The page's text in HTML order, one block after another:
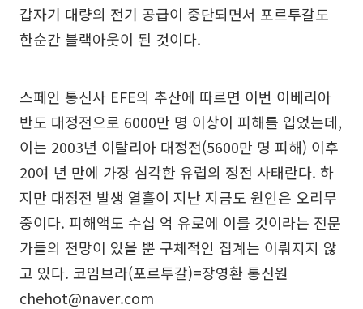
갑자기 대량의 전기 공급이 중단되면서 포르투갈도
한순간 블랙아웃이 된 것이다.
스페인 통신사 EFE의 추산에 따르면 이번 이베리아
반도 대정전으로 6000만 명 이상이 피해를 입었는데,
이는 2003년 이탈리아 대정전(5600만 명 피해) 이후
20여 년 만에 가장 심각한 유럽의 정전 사태란다. 하
지만 대정전 발생 열흘이 지난 지금도 원인은 오리무
중이다. 피해액도 수십 억 유로에 이를 것이라는 전문
가들의 전망이 있을 뿐 구체적인 집계는 이뤄지지 않
고 있다. 코임브라(포르투갈)=장영환 통신원
chehot@naver.com